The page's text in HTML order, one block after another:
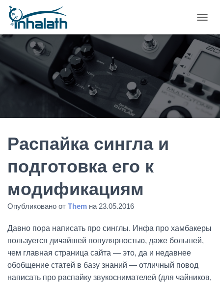
Е
Р
Е
Ю
Ч
И
Ь
Распайка сингла и
подготовка его к
модификациям
Опубликовано от Them на 23.05.2016
Давно пора написать про синглы. Инфа про хамбакеры
пользуется дичайшей популярностью, даже большей,
чем главная страница сайта — это, да и недавнее
обобщение статей в базу знаний — отличный повод
написать про распайку звукоснимателей (для чайников,